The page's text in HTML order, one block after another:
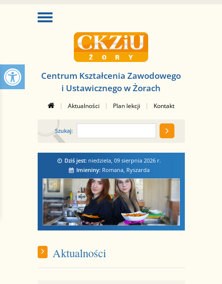
Centrum Kształcenia Zawodowego
i Ustawicznego w Żorach
| Aktualności | Plan lekcji | Kontakt
Szukaj:
Dziś jest: niedziela, 09 sierpnia 2026r.
Imieniny:Romana, Ryszarda
Aktualności